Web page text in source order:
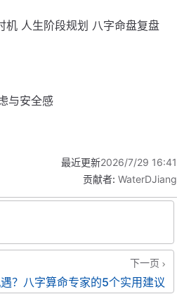
机 人生阶段规划 八字命盘复盘
与安全感
最近更新2026/7/29 16:41
贡献者: WaterDJiang
下一页
？八字算命专家的5个实用建议